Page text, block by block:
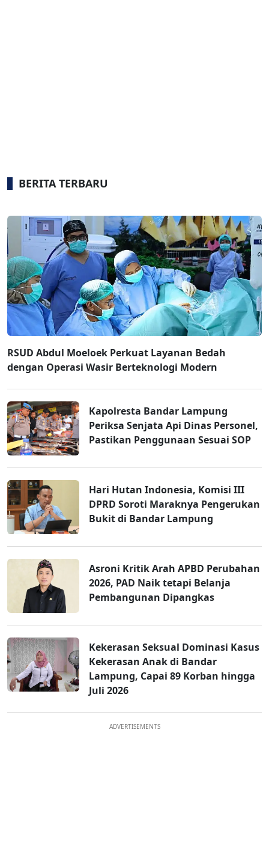
BERITA TERBARU
RSUD Abdul Moeloek Perkuat Layanan Bedah
dengan Operasi Wasir Berteknologi Modern
Kapolresta Bandar Lampung
Periksa Senjata Api Dinas Personel,
Pastikan Penggunaan Sesuai SOP
Hari Hutan Indonesia, Komisi III
DPRD Soroti Maraknya Pengerukan
Bukit di Bandar Lampung
Asroni Kritik Arah APBD Perubahan
2026, PAD Naik tetapi Belanja
Pembangunan Dipangkas
Kekerasan Seksual Dominasi Kasus
Kekerasan Anak di Bandar
Lampung, Capai 89 Korban hingga
Juli 2026
ADVERTISEMENTS